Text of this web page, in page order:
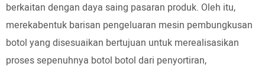
berkaitan dengan daya saing pasaran produk. Oleh itu,
merekabentuk barisan pengeluaran mesin pembungkusan
botol yang disesuaikan bertujuan untuk merealisasikan
proses sepenuhnya botol botol dari penyortiran,